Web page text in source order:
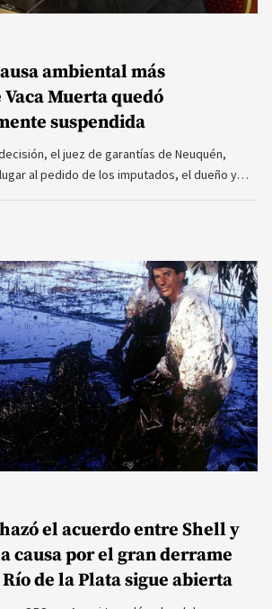
ambiental más
Muerta quedó
suspendida
el juez de garantías de Neuquén,
al pedido de los imputados, el dueño y…
el acuerdo entre Shell y
causa por el gran derrame
de la Plata sigue abierta